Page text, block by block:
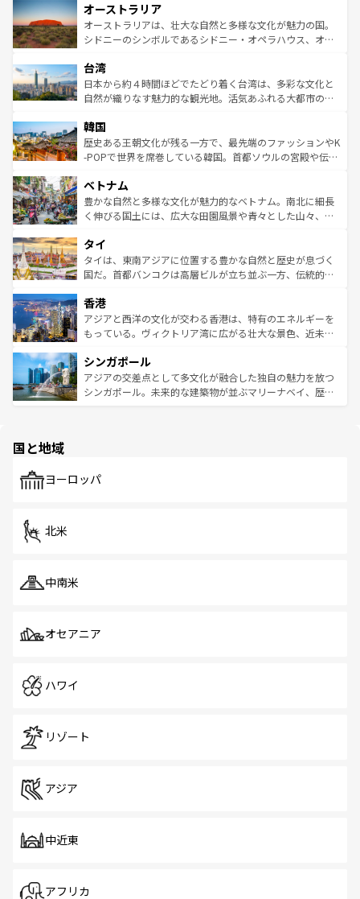
部のニューオーリンズでは、音楽と美食が融合した独特の
文化が魅力。旅行者はアメリカの各地域で異なる魅力を楽
しみながら、その多様性と豊かな歴史を感じることができ
ならではの贅沢な旅のスタイルだ。 なお、新着のアメリカ
情報はコンテンツ一覧を参照してほしい。
ワイ島は見逃せない。また、定番の観光地といえばオアフ
島だが、静かな自然を求めるならマウイ島やカウアイ島が
おすすめ。エメラルドグリーンに輝く海をはじめ、豊かな
れるおもてなしの心で訪れる人々を迎えてくれるハワイの
人々、おいしいローカルフードやハワイアンミュージッ
ク、伝統的なフラダンスなど、すべてがハワイの魅力を彩
ワイを、存分に味わってほしい。 なお、新着のハワイ情報
はコンテンツ一覧を参照してほしい。
オーストラリア
オーストラリアは、壮大な自然と多様な文化が魅力の国。
シドニーのシンボルであるシドニー・オペラハウス、オー
リアリーフや大陸中央部にそびえるウルル（エアーズロッ
ク）、タスマニアの美しい原生林やケアンズの熱帯雨林な
ど、見どころがたくさん。また、カフェやワイン、オージ
いる。アクティビティも充実しており、サーフィンやダイ
ビング、ハイキングなど、アウトドア好きにはたまらな
い。オーストラリアの多彩な魅力を存分に味わいつくそ
参照してほしい。
台湾
日本から約４時間ほどでたどり着く台湾は、多彩な文化と
自然が織りなす魅力的な観光地。活気あふれる大都市の台
ン）、静ひつな山岳地帯である台湾東部など、都市の喧騒
と山間の静けさが共存しており、訪れる人に新しい発見と
驚きをもたらしてくれる。また、奥深い台湾の食文化も魅
容にもいいと評判のスイーツなど、バラエティ豊かな料理
が味わえる。 なお、新着の台湾情報は コンテンツ一覧を参
照してほしい。
韓国
歴史ある王朝文化が残る一方で、最先端のファッションやK
-POPで世界を席巻している韓国。首都ソウルの宮殿や伝統
き、地方に足を延ばせば四季折々の自然美を楽しむことが
できる。そして、キムチや焼肉、絶品のストリートフード
まで、さまざまな韓国料理が待っている。夜には、韓国な
リティに包まれながら、韓国の多彩な魅力を心ゆくまで味
わってみてほしい。 なお、新着の韓国情報はコンテンツ一
覧を参照してほしい。
ベトナム
豊かな自然と多様な文化が魅力的なベトナム。南北に細長
く伸びる国土には、広大な田園風景や青々とした山々、世
急速な発展と共に伝統が息づく。ハノイの古い町並みやホ
ーチミン市のフランス統治時代の建物も、独特の雰囲気を
醸し出している。また、バラエティの豊かさとおいしさで
とつ。フォーやバインミー、ベトナムコーヒーなどは、ぜ
ひ現地で味わいたい。どの地域を訪れてもあたたかい人々
が旅行者を迎えてくれるので、きっと忘れられない旅にな
参照してほしい。
タイ
タイは、東南アジアに位置する豊かな自然と歴史が息づく
国だ。首都バンコクは高層ビルが立ち並ぶ一方、伝統的な
の活気が交差している。北部ではチェンマイなどの山岳地
帯で自然と触れ合い、南部ではプーケットやクラビの美し
いビーチでリゾート気分を楽しむことができる。タイ料理
激する。気候は一年中温暖で、どの季節にも異なる楽しみ
が待っている。親しみやすいタイの人々、仏教を中心とし
た文化、そして多様な観光資源が、訪れる旅人を魅了し続
香港
アジアと西洋の文化が交わる香港は、特有のエネルギーを
もっている。ヴィクトリア湾に広がる壮大な景色、近未来
み、どこを訪れても感動するはず。観光スポットが密集し
ており、効率よく見どころを回れるのも魅力。息をのむよ
うな絶景から文化的な体験まで、香港を存分に楽しみ尽く
シンガポール
アジアの交差点として多文化が融合した独自の魅力を放つ
シンガポール。未来的な建築物が並ぶマリーナベイ、歴史
で、ホーカーズは地元の風情を楽しめる外せないスポット
国と地域
ヨーロッパ
北米
中南米
オセアニア
ハワイ
リゾート
アジア
中近東
アフリカ